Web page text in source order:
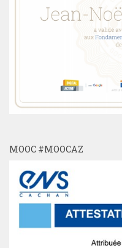
MOOC #MOOCAZ